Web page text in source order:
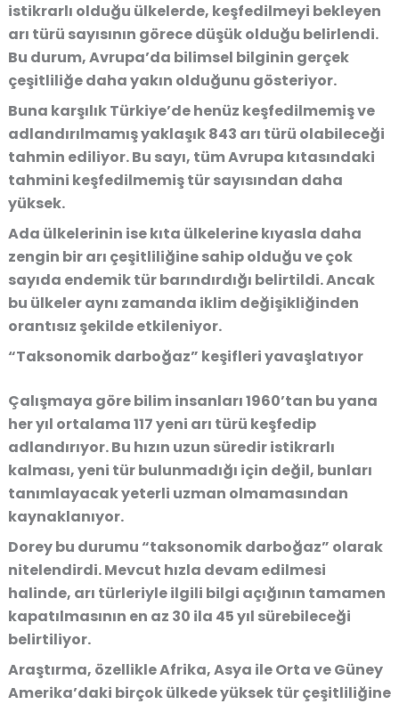
istikrarlı olduğu ülkelerde, keşfedilmeyi bekleyen
arı türü sayısının görece düşük olduğu belirlendi.
Bu durum, Avrupa’da bilimsel bilginin gerçek
çeşitliliğe daha yakın olduğunu gösteriyor.
Buna karşılık Türkiye’de henüz keşfedilmemiş ve
adlandırılmamış yaklaşık 843 arı türü olabileceği
tahmin ediliyor. Bu sayı, tüm Avrupa kıtasındaki
tahmini keşfedilmemiş tür sayısından daha
yüksek.
Ada ülkelerinin ise kıta ülkelerine kıyasla daha
zengin bir arı çeşitliliğine sahip olduğu ve çok
sayıda endemik tür barındırdığı belirtildi. Ancak
bu ülkeler aynı zamanda iklim değişikliğinden
orantısız şekilde etkileniyor.
“Taksonomik darboğaz” keşifleri yavaşlatıyor
Çalışmaya göre bilim insanları 1960’tan bu yana
her yıl ortalama 117 yeni arı türü keşfedip
adlandırıyor. Bu hızın uzun süredir istikrarlı
kalması, yeni tür bulunmadığı için değil, bunları
tanımlayacak yeterli uzman olmamasından
kaynaklanıyor.
Dorey bu durumu “taksonomik darboğaz” olarak
nitelendirdi. Mevcut hızla devam edilmesi
halinde, arı türleriyle ilgili bilgi açığının tamamen
kapatılmasının en az 30 ila 45 yıl sürebileceği
belirtiliyor.
Araştırma, özellikle Afrika, Asya ile Orta ve Güney
Amerika’daki birçok ülkede yüksek tür çeşitliliğine